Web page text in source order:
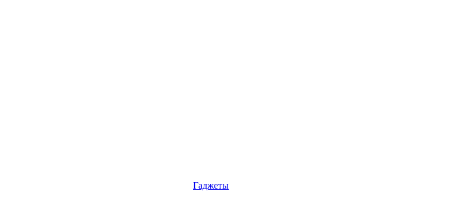
Гаджеты